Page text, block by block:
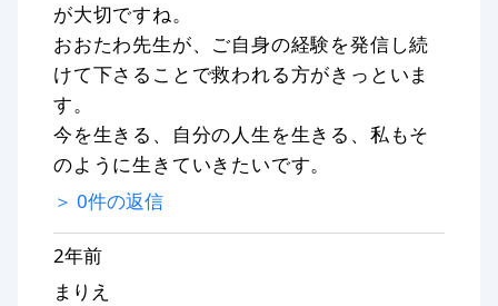
が大切ですね。
おおたわ先生が、ご自身の経験を発信し続
けて下さることで救われる方がきっといま
す。
今を生きる、自分の人生を生きる、私もそ
のように生きていきたいです。
＞ 0件の返信
2年前
まりえ